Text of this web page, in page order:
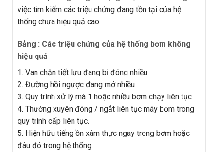
việc tìm kiếm các triệu chứng đang tồn tại của hệ
thống chưa hiệu quả cao.
Bảng : Các triệu chứng của hệ thống bơm không
hiệu quả
1. Van chặn tiết lưu đang bị đóng nhiều
2. Đường hồi ngược đang mở nhiều
3. Quy trình xử lý mà 1 hoặc nhiều bơm chạy liên tục
4. Thường xuyên đóng / ngắt liên tục máy bơm trong
quy trình cấp liên tục.
5. Hiện hữu tiếng ồn xâm thực ngay trong bơm hoặc
đâu đó trong hệ thống.